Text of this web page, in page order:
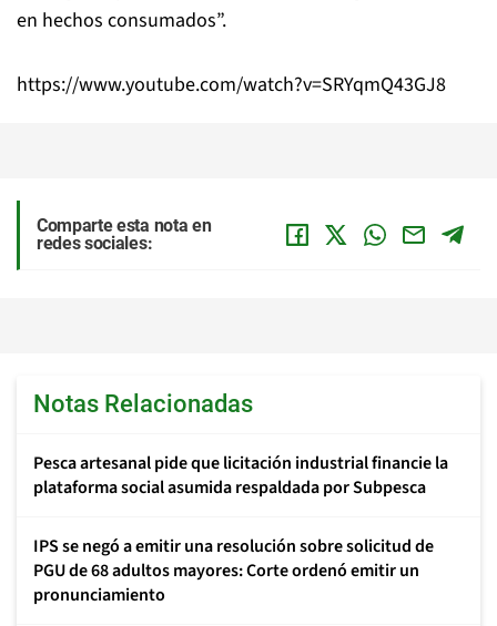
en hechos consumados”.
https://www.youtube.com/watch?v=SRYqmQ43GJ8
Comparte esta nota en
redes sociales:
Notas Relacionadas
Pesca artesanal pide que licitación industrial financie la
plataforma social asumida respaldada por Subpesca
IPS se negó a emitir una resolución sobre solicitud de
PGU de 68 adultos mayores: Corte ordenó emitir un
pronunciamiento